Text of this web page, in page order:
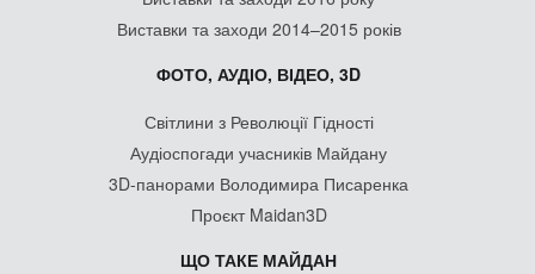
Виставки та заходи 2014–2015 років
ФОТО, АУДІО, ВІДЕО, 3D
Світлини з Революції Гідності
Аудіоспогади учасників Майдану
3D-панорами Володимира Писаренка
Проєкт Maidan3D
ЩО ТАКЕ МАЙДАН